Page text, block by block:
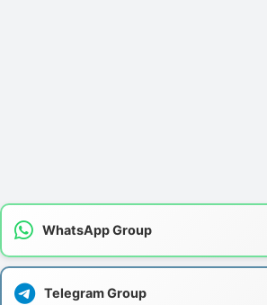
WhatsApp Group
Telegram Group